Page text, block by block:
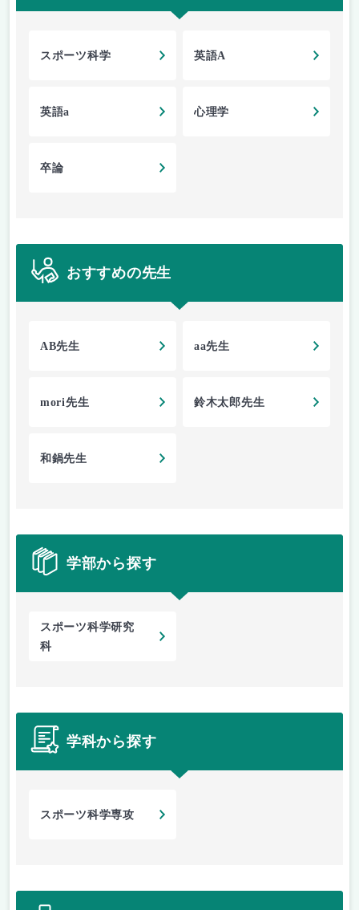
スポーツ科学 英語A
英語a 心理学
卒論
おすすめの先生
AB先生 aa先生
mori先生 鈴木太郎先生
和鍋先生
学部から探す
スポーツ科学研究
科
学科から探す
スポーツ科学専攻